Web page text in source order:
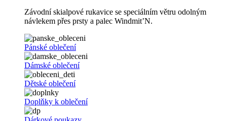
Závodní skialpové rukavice se speciálním větru odolným
návlekem přes prsty a palec Windmit’N.
Pánské oblečení
Dámské oblečení
Dětské oblečení
Doplňky k oblečení